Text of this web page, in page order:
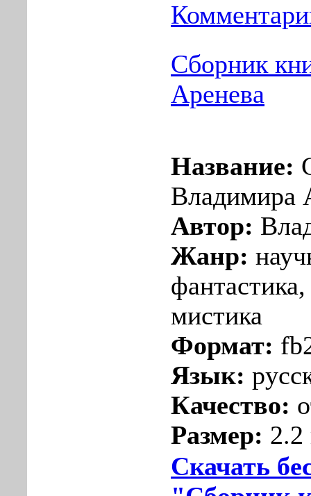
Сборник
Аренева
Название:
Владимира
Автор:
Жанр:
мистика
Формат:
Язык:
Качество:
Размер: 2.2
Скачать